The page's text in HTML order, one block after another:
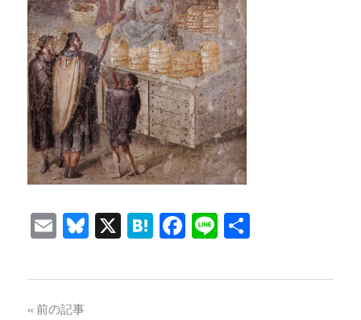
EmailBluesky
X Hatena
Facebook
Line
前の記事